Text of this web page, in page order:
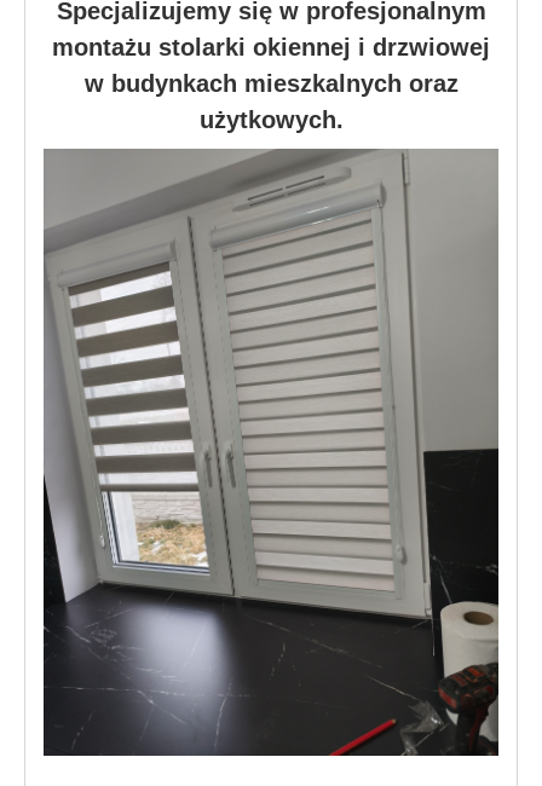
Specjalizujemy się w profesjonalnym
montażu stolarki okiennej i drzwiowej
w budynkach mieszkalnych oraz
użytkowych.